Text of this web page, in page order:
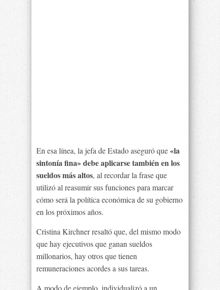
En esa línea, la jefa de Estado aseguró que«la
sintonía fina» debe aplicarse también en los
sueldos más altos, al recordar la frase que
utilizó al reasumir sus funciones para marcar
cómo será la política económica de su gobierno
en los próximos años.
Cristina Kirchner resaltó que, del mismo modo
que hay ejecutivos que ganan sueldos
millonarios, hay otros que tienen
remuneraciones acordes a sus tareas.
A modo de ejemplo, individualizó a un